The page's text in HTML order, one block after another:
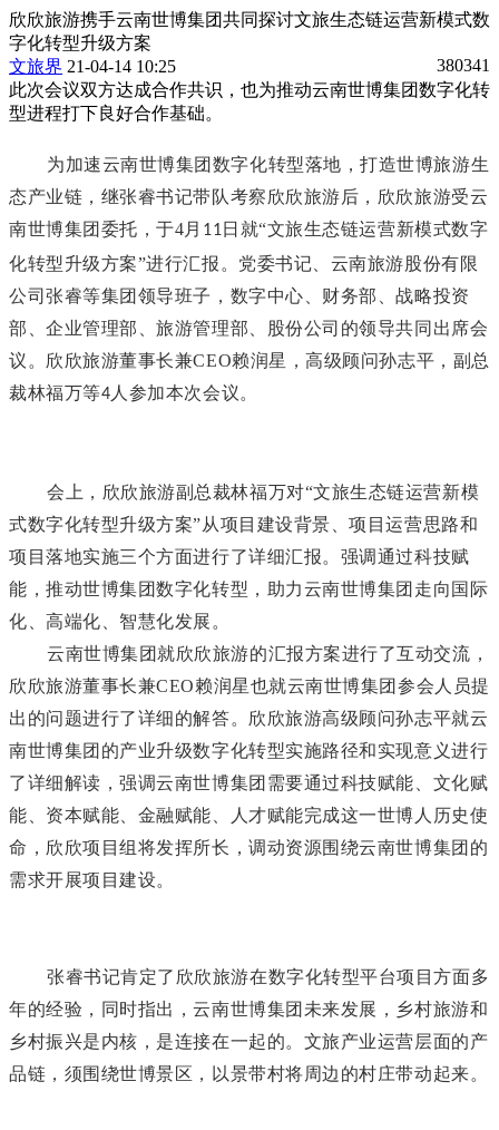
欣欣旅游携手云南世博集团共同探讨文旅生态链运营新模式数
字化转型升级方案
文旅界 21-04-14 10:25
380341
此次会议双方达成合作共识，也为推动云南世博集团数字化转
型进程打下良好合作基础。
为加速云南世博集团数字化转型落地，打造世博旅游生
态产业链，继张睿书记带队考察欣欣旅游后，欣欣旅游受云
南世博集团委托，于4月 11日就“文旅生态链运营新模式数字
化转型升级方案”进行汇报。党委书记、云南旅游股份有限
公司张睿等集团领导班子，数字中心、财务部、战略投资
部、企业管理部、旅游管理部、股份公司的领导共同出席会
议。欣欣旅游董事长兼CEO赖润星，高级顾问孙志平，副总
裁林福万等4 人参加本次会议。
会上，欣欣旅游副总裁林福万对“文旅生态链运营新模
式数字化转型升级方案”从项目建设背景、项目运营思路和
项目落地实施三个方面进行了详细汇报。 强调通过科技赋
能，推动世博集团数字化转型，助力云南世博集团走向国际
化、高端化、智慧化发展。
云南世博集团就欣欣旅游的汇报方案进行了互动交流，
欣欣旅游董事长兼CEO赖润星也就云南世博集团参会人员提
出的问题进行了详细的解答。欣欣旅游高级顾问孙志平就云
南世博集团的产业升级数字化转型实施路径和实现意义进行
了详细解读，强调云南世博集团需要通过科技赋能、文化赋
能、资本赋能、金融赋能、人才赋能完成这一世博人历史使
命，欣欣项目组将发挥所长，调动资源围绕云南世博集团的
需求开展项目建设。
张睿书记肯定了欣欣旅游在数字化转型平台项目方面多
年的经验， 同时指出，云南世博集团未来发展 ，乡村旅游和
乡村振兴是内核，是连接在一起的。 文旅产业运营层面的产
品链， 须围绕世博景区，以景带村将周边的村庄带动起来。